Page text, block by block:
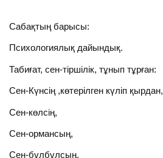
Сабақтың барысы:
Психологиялық дайындық.
Табиғат, сен-тіршілік, тұнып тұрған:
Сен-Күнсің ,көтерілген күліп қырдан,
Сен-көлсің,
Сен-ормансың,
Сен-бұлбұлсың,